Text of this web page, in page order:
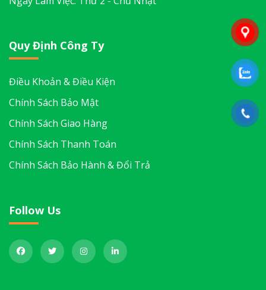
Quy Định Công Ty
Điều Khoản & Điều Kiện
Chính Sách Bảo Mật
Chính Sách Giao Hàng
Chính Sách Thanh Toán
Chính Sách Bảo Hành & Đổi Trả
Follow Us